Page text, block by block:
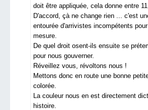
doit être appliquée, cela donne entre
D'accord, çà ne change rien ... c'est
entourée d'arrivistes incompétents
mesure.
De quel droit osent-ils ensuite se
pour nous gouverner.
Réveillez vous, révoltons nous !
Mettons donc en route une bonne
colorée.
La couleur nous en est directement
histoire.